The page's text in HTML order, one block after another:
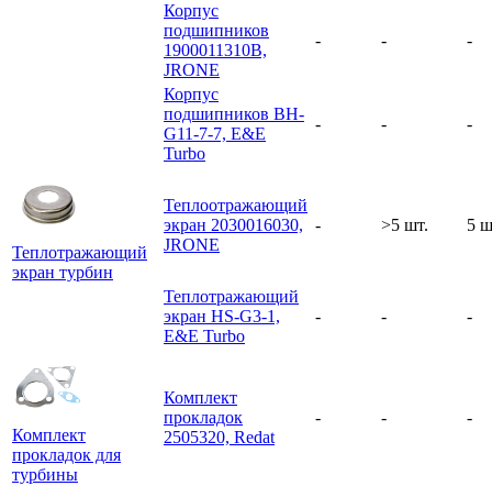
Корпус
подшипников
1900011310B,
JRONE
- - -
Корпус
подшипников BH-
G11-7-7, E&E
Turbo
- - -
Теплотражающий
экран турбин
Теплоотражающий
экран 2030016030,
JRONE
- >5 шт. 5
Теплотражающий
экран HS-G3-1,
E&E Turbo
- - -
Комплект
прокладок для
турбины
Комплект
прокладок
2505320, Redat
- - -